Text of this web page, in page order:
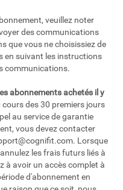
veuillez noter
des communications
que vous ne choisissiez de
en suivant les instructions
communications.
abonnements achetés il y
cours des 30 premiers jours
au service de garantie
vous devez contacter
. Lorsque
les frais futurs liés à
à avoir un accès complet à
d'abonnement en